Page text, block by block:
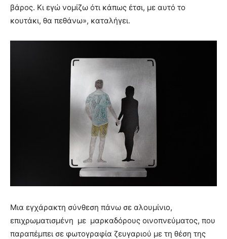
βάρος. Κι εγώ νομίζω ότι κάπως έτσι, με αυτό το
κουτάκι, θα πεθάνω», καταλήγει.
Μια εγχάρακτη σύνθεση πάνω σε αλουμίνιο,
επιχρωματισμένη με μαρκαδόρους οινοπνεύματος, που
παραπέμπει σε φωτογραφία ζευγαριού με τη θέση της